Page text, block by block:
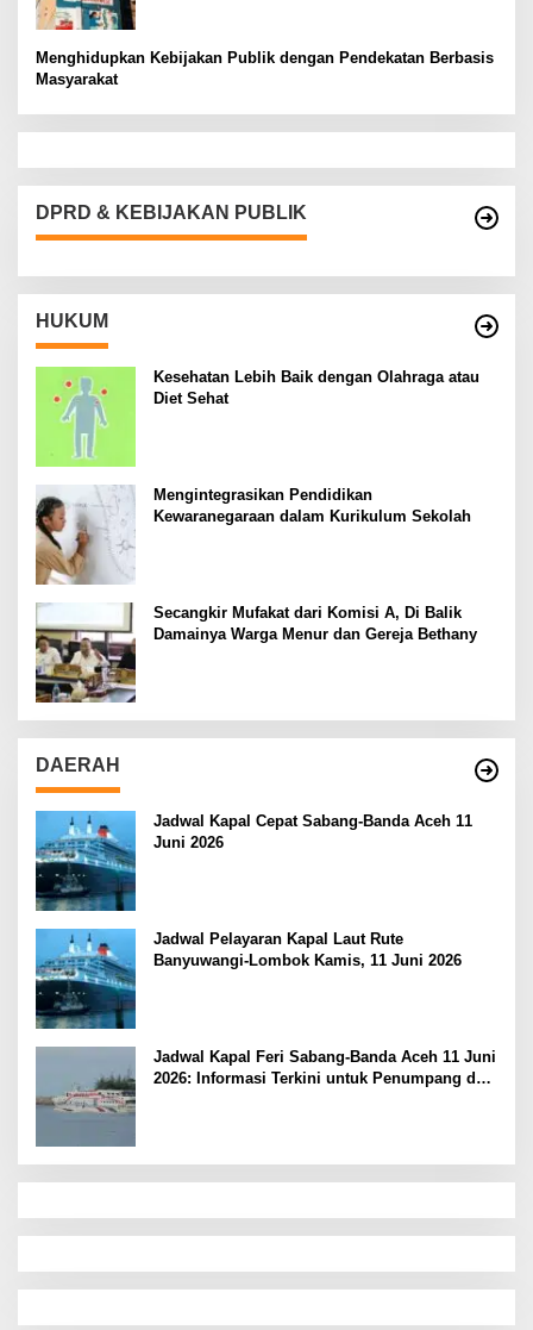
Menghidupkan Kebijakan Publik dengan Pendekatan Berbasis
Masyarakat
DPRD & KEBIJAKAN PUBLIK
HUKUM
Kesehatan Lebih Baik dengan Olahraga atau
Diet Sehat
Mengintegrasikan Pendidikan
Kewaranegaraan dalam Kurikulum Sekolah
Secangkir Mufakat dari Komisi A, Di Balik
Damainya Warga Menur dan Gereja Bethany
DAERAH
Jadwal Kapal Cepat Sabang-Banda Aceh 11
Juni 2026
Jadwal Pelayaran Kapal Laut Rute
Banyuwangi-Lombok Kamis, 11 Juni 2026
Jadwal Kapal Feri Sabang-Banda Aceh 11 Juni
2026: Informasi Terkini untuk Penumpang dan